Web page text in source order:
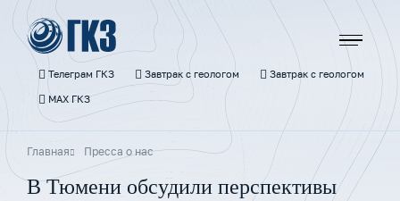
основному
содержаниюТелеграм ГКЗ Завтрак с геологом Завтрак с геологом
МАХ ГКЗ
Строка
навигации
Главная Пресса о нас
В Тюмени обсудили перспективы